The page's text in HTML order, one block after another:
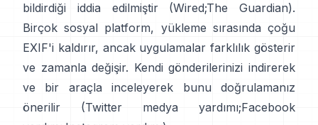
bildirdiği iddia edilmiştir (Wired;The Guardian).
Birçok sosyal platform, yükleme sırasında çoğu
EXIF'i kaldırır, ancak uygulamalar farklılık gösterir
ve zamanla değişir. Kendi gönderilerinizi indirerek
ve bir araçla inceleyerek bunu doğrulamanız
önerilir (Twitter medya yardımı;Facebook